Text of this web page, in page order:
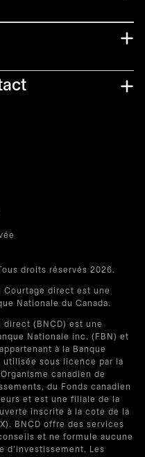
droits réservés 2026.
Courtage direct est une
Nationale du Canada.
direct (BNCD) est une
Nationale inc. (FBN) et
à la Banque
utilisée sous licence par la
canadien de
du Fonds canadien
et est une filiale de la
inscrite à la cote de la
BNCD offre des services
et ne formule aucune
d'investissement. Les